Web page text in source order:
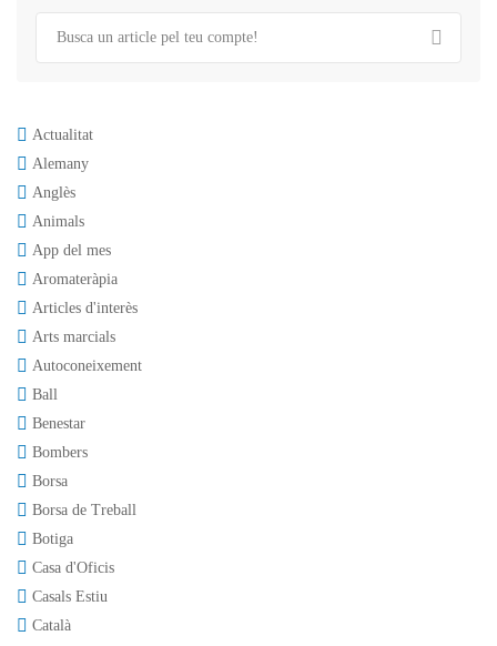
Actualitat
Alemany
Anglès
Animals
App del mes
Aromateràpia
Articles d'interès
Arts marcials
Autoconeixement
Ball
Benestar
Bombers
Borsa
Borsa de Treball
Botiga
Casa d'Oficis
Casals Estiu
Català